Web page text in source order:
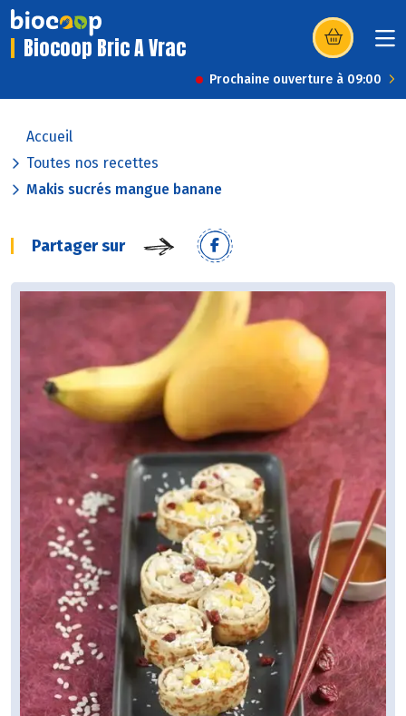
Biocoop Bric A Vrac (s’ouvre dans
Prochaine ouverture à 09:00
Accueil
Toutes nos recettes
Makis sucrés mangue banane
Partager sur